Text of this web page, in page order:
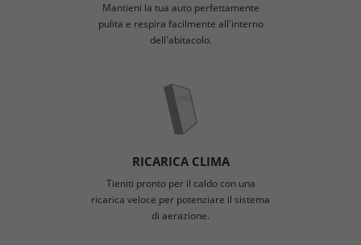
Mantieni la tua auto perfettamente
pulita e respira facilmente all'interno
dell'abitacolo.
RICARICA CLIMA
Tieniti pronto per il caldo con una
ricarica veloce per potenziare il sistema
di aerazione.